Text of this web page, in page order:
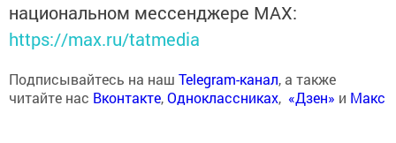
национальном мессенджере MАХ:
https://max.ru/tatmedia
Подписывайтесь на наш Telegram-канал, а также
читайте нас Вконтакте,Одноклассниках, «Дзен» и Макс